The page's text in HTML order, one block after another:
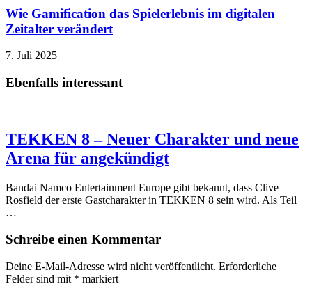
Wie Gamification das Spielerlebnis im digitalen
Zeitalter verändert
7. Juli 2025
Ebenfalls interessant
TEKKEN 8 – Neuer Charakter und neue
Arena für angekündigt
Bandai Namco Entertainment Europe gibt bekannt, dass Clive
Rosfield der erste Gastcharakter in TEKKEN 8 sein wird. Als Teil
…
Schreibe einen Kommentar
Deine E-Mail-Adresse wird nicht veröffentlicht. Erforderliche
Felder sind mit * markiert